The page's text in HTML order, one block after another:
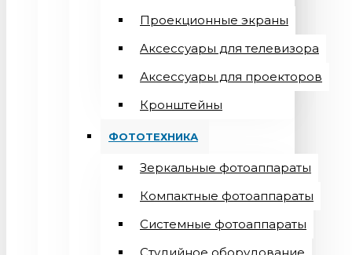
Проекционные экраны
Aксессуары для телевизора
Аксессуары для проекторов
Кронштейны
ФОТОТЕХНИКА
Зеркальные фотоаппараты
Компактные фотоаппараты
Системные фотоаппараты